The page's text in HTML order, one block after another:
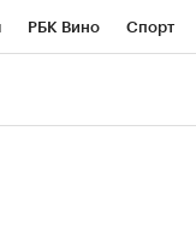
РБК Вино Спорт